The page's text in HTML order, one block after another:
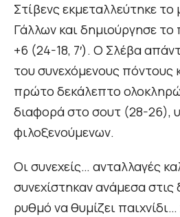
Στίβενς εκμεταλλεύτηκε
Γάλλων και δημιούργησε
+6 (24-18, 7′). Ο Σλέβα
του συνεχόμενους πόντους
πρώτο δεκάλεπτο
διαφορά στο σουτ (28-26),
φιλοξενούμενων.
Οι συνεχείς… ανταλλαγές
συνεχίστηκαν ανάμεσα
ρυθμό να θυμίζει